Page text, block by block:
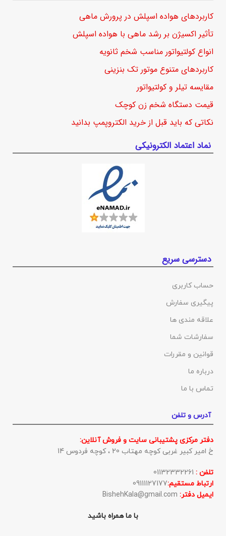
کاربردهای هواده اسپلش در پرورش ماهی
تأثیر اکسیژن بر رشد ماهی با هواده اسپلش
انواع کولتیواتور مناسب شخم ثانویه
کاربردهای متنوع موتور تک بنزینی
مقایسه تیلر و کولتیواتور
قیمت دستگاه شخم زن کوچک
نکاتی که باید قبل از خرید الکتروپمپ بدانید
نماد اعتماد الکترونیکی
دسترسی سریع
حساب کاربری
پیگیری سفارش
علاقه مندی ها
سفارشات شما
قوانین و مقررات
درباره ما
تماس با ما
آدرس و تلفن
دفتر مرکزی پشتیبانی سایت و فروش آنلاین:
خ امیر کبیر غربی کوچه مهتاب 20 ، کوچه فردوس 14
تلفن :
ارتباط مستقیم:09111127177
ایمیل دفتر:
با ما همراه باشید